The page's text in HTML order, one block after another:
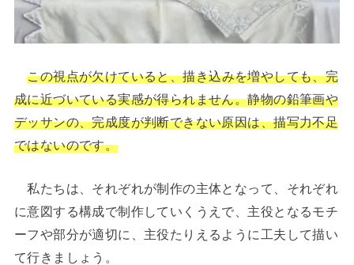
この視点が欠けていると、描き込みを増やしても、完
成に近づいている実感が得られません。静物の鉛筆画や
デッサンの、完成度が判断できない原因は、描写力不足
ではないのです。
私たちは、それぞれが制作の主体となって、それぞれ
に意図する構成で制作していくうえで、主役となるモチ
ーフや部分が適切に、主役たりえるように工夫して描い
て行きましょう。